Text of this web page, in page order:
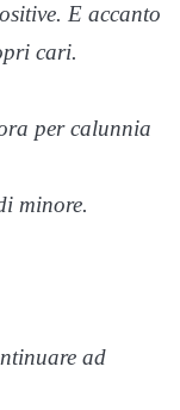
E accanto
cari.
per calunnia
minore.
ad